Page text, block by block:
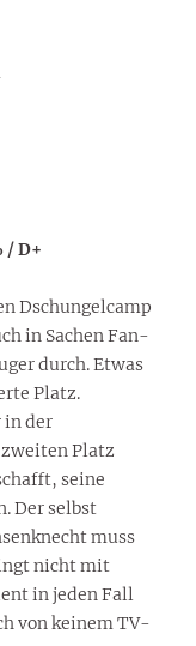
/ D+
Dschungelcamp
in Sachen Fan-
durch. Etwas
Platz.
in der
Platz
seine
Der selbst
muss
nicht mit
in jeden Fall
von keinem TV-